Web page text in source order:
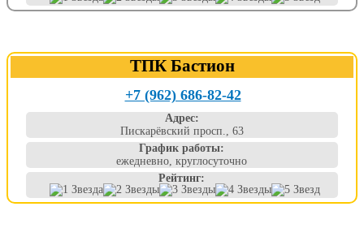
ТПК Бастион
+7 (962) 686-82-42
Адрес:
Пискарёвский просп., 63
График работы:
ежедневно, круглосуточно
Рейтинг: